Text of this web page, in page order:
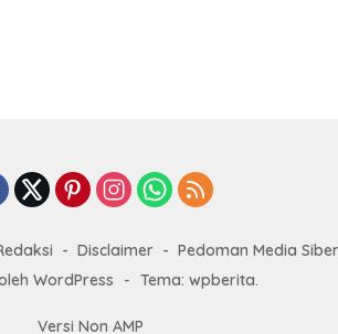
Disclaimer Pedoman Media Siber
WordPress
- Tema: wpberita.
Versi Non AMP